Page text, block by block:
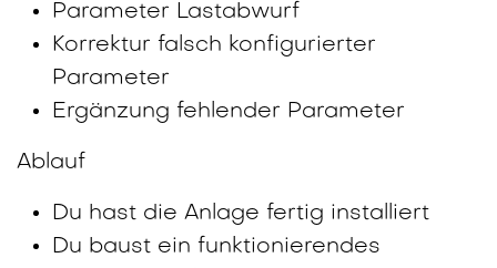
Parameter Lastabwurf
Korrektur falsch konfigurierter
Parameter
Ergänzung fehlender Parameter
Ablauf
Du hast die Anlage fertig installiert
Du baust ein funktionierendes